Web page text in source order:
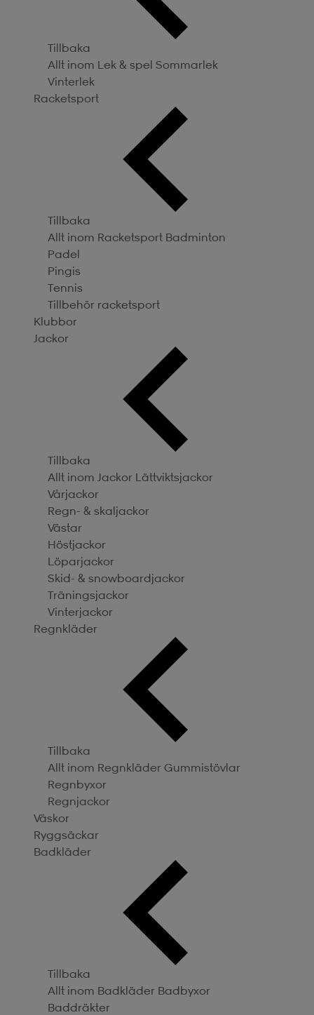
Tillbaka
Allt inom Lek & spel Sommarlek
Vinterlek
Racketsport
Tillbaka
Allt inom Racketsport Badminton
Padel
Pingis
Tennis
Tillbehör racketsport
Klubbor
Jackor
Tillbaka
Allt inom Jackor Lättviktsjackor
Vårjackor
Regn- & skaljackor
Västar
Höstjackor
Löparjackor
Skid- & snowboardjackor
Träningsjackor
Vinterjackor
Regnkläder
Tillbaka
Allt inom Regnkläder Gummistövlar
Regnbyxor
Regnjackor
Väskor
Ryggsäckar
Badkläder
Tillbaka
Allt inom Badkläder Badbyxor
Baddräkter